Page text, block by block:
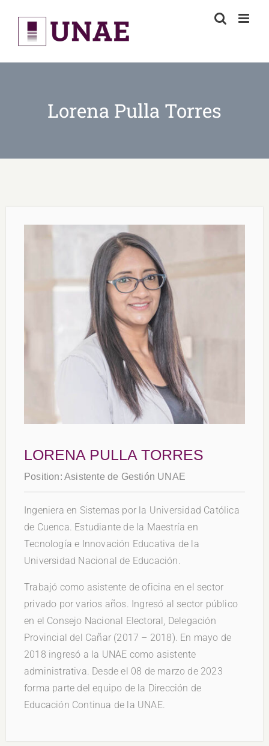
content
Lorena Pulla Torres
LORENA PULLA TORRES
Position: Asistente de Gestión UNAE
Ingeniera en Sistemas por la Universidad Católica
de Cuenca. Estudiante de la Maestría en
Tecnología e Innovación Educativa de la
Universidad Nacional de Educación.
Trabajó como asistente de oficina en el sector
privado por varios años. Ingresó al sector público
en el Consejo Nacional Electoral, Delegación
Provincial del Cañar (2017 – 2018). En mayo de
2018 ingresó a la UNAE como asistente
administrativa. Desde el 08 de marzo de 2023
forma parte del equipo de la Dirección de
Educación Continua de la UNAE.